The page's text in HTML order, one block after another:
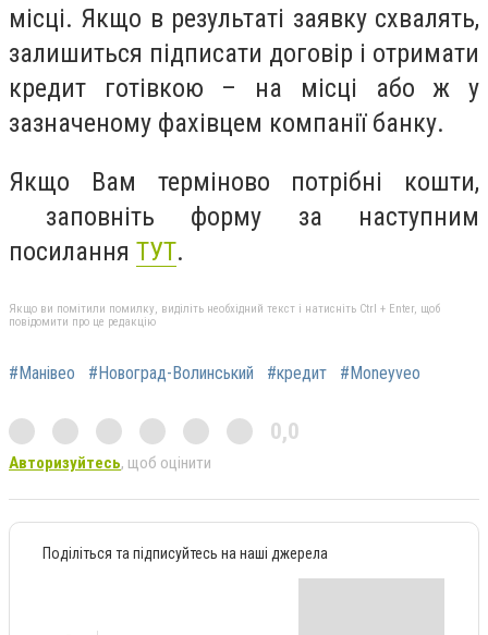
місці. Якщо в результаті заявку схвалять,
залишиться підписати договір і отримати
кредит готівкою – на місці або ж у
зазначеному фахівцем компанії банку.
Якщо Вам терміново потрібні кошти,
заповніть форму за наступним
посилання ТУТ.
Якщо ви помітили помилку, виділіть необхідний текст і натисніть Ctrl + Enter, щоб
повідомити про це редакцію
#Манівео #Новоград-Волинський #кредит #Moneyveo
0,0
Авторизуйтесь, щоб оцінити
Поділіться та підписуйтесь на наші джерела